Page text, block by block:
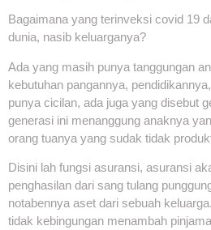
Bagaimana yang terinveksi covid 19
dunia, nasib keluarganya?
Ada yang masih punya tanggungan
kebutuhan pangannya,
punya cicilan, ada juga yang disebut
generasi ini menanggung anaknya
orang tuanya yang sudak tidak
Disini lah fungsi asuransi, asuransi
penghasilan dari sang tulang
notabennya aset dari sebuah
tidak kebingungan menambah